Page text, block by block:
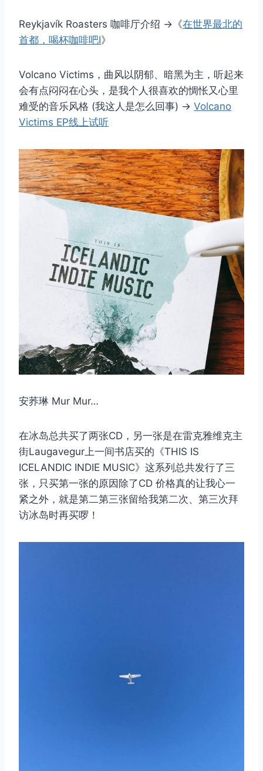
Reykjavík Roasters 咖啡厅介绍 →《在世界最北的
首都，喝杯咖啡吧Ⅰ》
Volcano Victims，曲风以阴郁、暗黑为主，听起来
会有点闷闷在心头，是我个人很喜欢的惆怅又心里
难受的音乐风格 (我这人是怎么回事) → Volcano
Victims EP线上试听
安荞琳 Mur Mur…
在冰岛总共买了两张CD，另一张是在雷克雅维克主
街Laugavegur上一间书店买的《THIS IS
ICELANDIC INDIE MUSIC》这系列总共发行了三
张，只买第一张的原因除了CD 价格真的让我心一
紧之外，就是第二第三张留给我第二次、第三次拜
访冰岛时再买啰！